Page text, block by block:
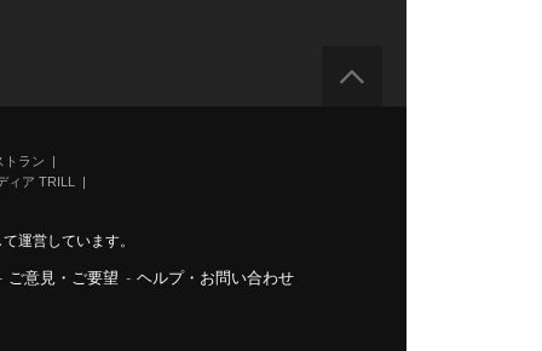
ラン
ィア TRILL
運営しています。
ご意見・ご要望 - ヘルプ・お問い合わせ